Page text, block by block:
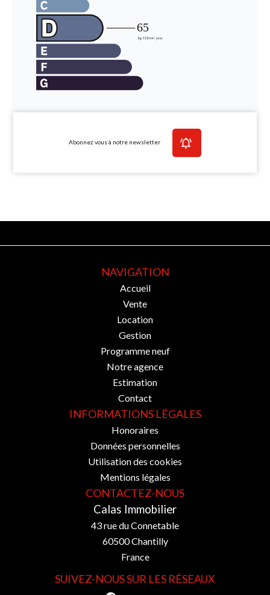
Abonnez vous à notre newsletter
NAVIGATION
Accueil
Vente
Location
Gestion
Programme neuf
Notre agence
Estimation
Contact
INFORMATIONS LÉGALES
Honoraires
Données personnelles
Utilisation des cookies
Mentions légales
CONTACTEZ-NOUS
Calas Immobilier
43 rue du Connetable
60500Chantilly
France
SUIVEZ-NOUS SUR LES RÉSEAUX